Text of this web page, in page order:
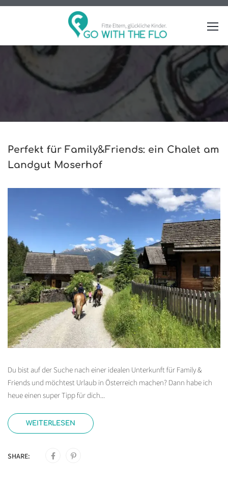
Perfekt für Family&Friends: ein Chalet am
Landgut Moserhof
Du bist auf der Suche nach einer idealen Unterkunft für Family &
Friends und möchtest Urlaub in Österreich machen? Dann habe ich
heue einen super Tipp für dich...
WEITERLESEN
SHARE: